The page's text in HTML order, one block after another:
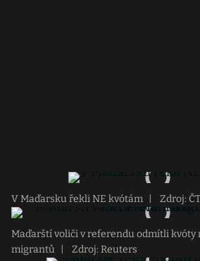
V Maďarsku řekli NE kvótám Zdroj:
Maďarští voliči v referendu odmítli kvóty
migrantů
Zdroj: Reuters